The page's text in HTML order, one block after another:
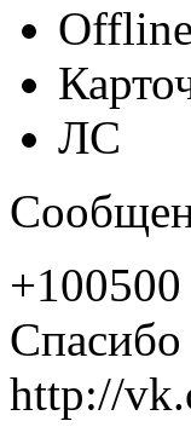
Offline
ЛС
Спасибо
http://